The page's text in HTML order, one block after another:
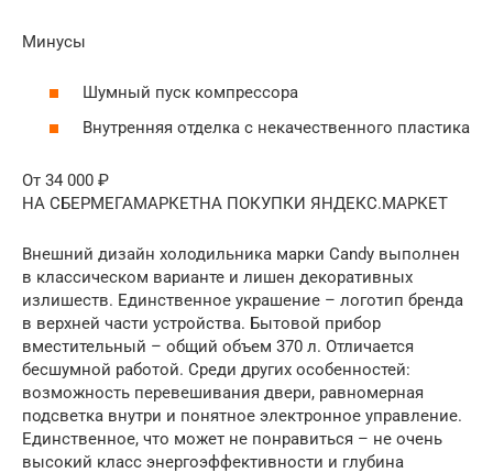
Минусы
Шумный пуск компрессора
Внутренняя отделка с некачественного пластика
От 34 000 ₽
НА СБЕРМЕГАМАРКЕТНА ПОКУПКИ ЯНДЕКС.МАРКЕТ
Внешний дизайн холодильника марки Candy выполнен
в классическом варианте и лишен декоративных
излишеств. Единственное украшение – логотип бренда
в верхней части устройства. Бытовой прибор
вместительный – общий объем 370 л. Отличается
бесшумной работой. Среди других особенностей:
возможность перевешивания двери, равномерная
подсветка внутри и понятное электронное управление.
Единственное, что может не понравиться – не очень
высокий класс энергоэффективности и глубина